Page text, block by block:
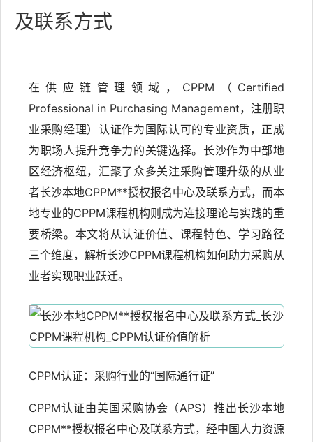
及联系方式
在供应链管理领域，CPPM（Certified
Professional in Purchasing Management，注册职
业采购经理）认证作为国际认可的专业资质，正成
为职场人提升竞争力的关键选择。长沙作为中部地
区经济枢纽，汇聚了众多关注采购管理升级的从业
者长沙本地CPPM**授权报名中心及联系方式，而本
地专业的CPPM课程机构则成为连接理论与实践的重
要桥梁。本文将从认证价值、课程特色、学习路径
三个维度，解析长沙CPPM课程机构如何助力采购从
业者实现职业跃迁。
CPPM认证：采购行业的“国际通行证”
CPPM认证由美国采购协会（APS）推出长沙本地
CPPM**授权报名中心及联系方式，经中国人力资源